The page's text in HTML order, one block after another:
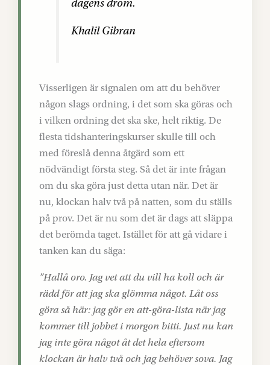
dagens dröm.
Khalil Gibran
Visserligen är signalen om att du behöver
någon slags ordning, i det som ska göras och
i vilken ordning det ska ske, helt riktig. De
flesta tidshanteringskurser skulle till och
med föreslå denna åtgärd som ett
nödvändigt första steg. Så det är inte frågan
om du ska göra just detta utan när. Det är
nu, klockan halv två på natten, som du ställs
på prov. Det är nu som det är dags att släppa
det berömda taget. Istället för att gå vidare i
tanken kan du säga:
”Hallå oro. Jag vet att du vill ha koll och är
rädd för att jag ska glömma något. Låt oss
göra så här: jag gör en att-göra-lista när jag
kommer till jobbet i morgon bitti. Just nu kan
jag inte göra något åt det hela eftersom
klockan är halv två och jag behöver sova. Jag